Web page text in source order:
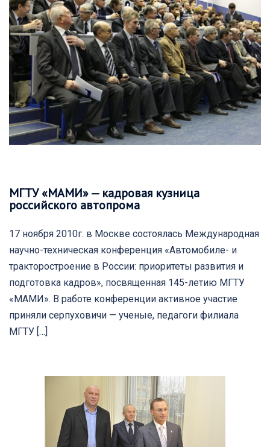
МГТУ «МАМИ» — кадровая кузница
российского автопрома
17 ноября 2010г. в Москве состоялась Международная
научно-техническая конференция «Автомобиле- и
тракторостроение в России: приоритеты развития и
подготовка кадров», посвященная 145-летию МГТУ
«МАМИ». В работе конференции активное участие
приняли серпуховичи — ученые, педагоги филиала
МГТУ […]